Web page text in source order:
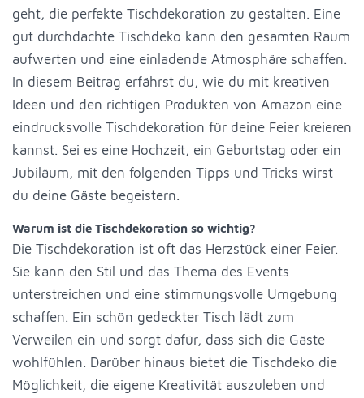
geht, die perfekte Tischdekoration zu gestalten. Eine
gut durchdachte Tischdeko kann den gesamten Raum
aufwerten und eine einladende Atmosphäre schaffen.
In diesem Beitrag erfährst du, wie du mit kreativen
Ideen und den richtigen Produkten von Amazon eine
eindrucksvolle Tischdekoration für deine Feier kreieren
kannst. Sei es eine Hochzeit, ein Geburtstag oder ein
Jubiläum, mit den folgenden Tipps und Tricks wirst
du deine Gäste begeistern.
Warum ist die Tischdekoration so wichtig?
Die Tischdekoration ist oft das Herzstück einer Feier.
Sie kann den Stil und das Thema des Events
unterstreichen und eine stimmungsvolle Umgebung
schaffen. Ein schön gedeckter Tisch lädt zum
Verweilen ein und sorgt dafür, dass sich die Gäste
wohlfühlen. Darüber hinaus bietet die Tischdeko die
Möglichkeit, die eigene Kreativität auszuleben und